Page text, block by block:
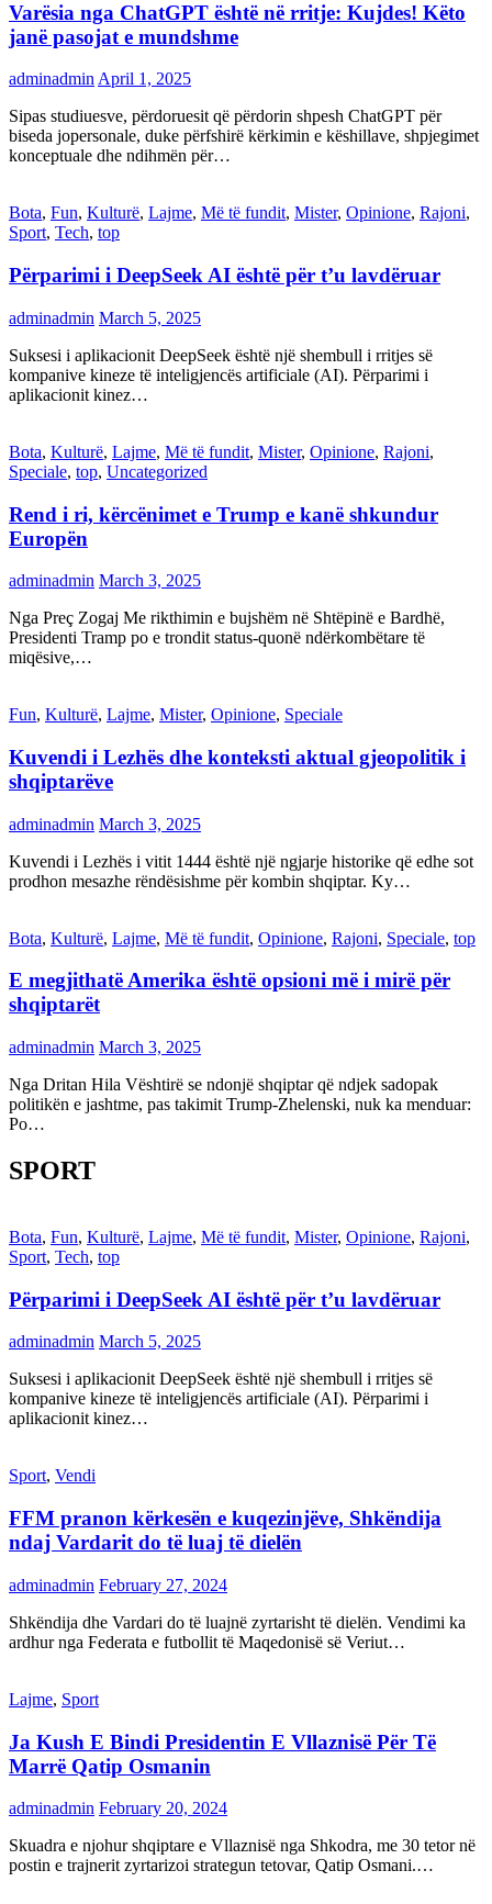
Varësia nga ChatGPT është në rritje: Kujdes! Këto
janë pasojat e mundshme
adminadmin April 1, 2025
Sipas studiuesve, përdoruesit që përdorin shpesh ChatGPT për
biseda jopersonale, duke përfshirë kërkimin e këshillave, shpjegimet
konceptuale dhe ndihmën për…
Bota, Fun, Kulturë, Lajme, Më të fundit, Mister, Opinione, Rajoni,
Sport, Tech, top
Përparimi i DeepSeek AI është për t’u lavdëruar
adminadmin March 5, 2025
Suksesi i aplikacionit DeepSeek është një shembull i rritjes së
kompanive kineze të inteligjencës artificiale (AI). Përparimi i
aplikacionit kinez…
Bota, Kulturë, Lajme, Më të fundit, Mister, Opinione, Rajoni,
Speciale, top, Uncategorized
Rend i ri, kërcënimet e Trump e kanë shkundur
Europën
adminadmin March 3, 2025
Nga Preç Zogaj Me rikthimin e bujshëm në Shtëpinë e Bardhë,
Presidenti Tramp po e trondit status-quonë ndërkombëtare të
miqësive,…
Fun, Kulturë, Lajme, Mister, Opinione, Speciale
Kuvendi i Lezhës dhe konteksti aktual gjeopolitik i
shqiptarëve
adminadmin March 3, 2025
Kuvendi i Lezhës i vitit 1444 është një ngjarje historike që edhe sot
prodhon mesazhe rëndësishme për kombin shqiptar. Ky…
Bota, Kulturë, Lajme, Më të fundit, Opinione, Rajoni, Speciale, top
E megjithatë Amerika është opsioni më i mirë për
shqiptarët
adminadmin March 3, 2025
Nga Dritan Hila Vështirë se ndonjë shqiptar që ndjek sadopak
politikën e jashtme, pas takimit Trump-Zhelenski, nuk ka menduar:
Po…
SPORT
Bota, Fun, Kulturë, Lajme, Më të fundit, Mister, Opinione, Rajoni,
Sport, Tech, top
Përparimi i DeepSeek AI është për t’u lavdëruar
adminadmin March 5, 2025
Suksesi i aplikacionit DeepSeek është një shembull i rritjes së
kompanive kineze të inteligjencës artificiale (AI). Përparimi i
aplikacionit kinez…
Sport, Vendi
FFM pranon kërkesën e kuqezinjëve, Shkëndija
ndaj Vardarit do të luaj të dielën
adminadmin February 27, 2024
Shkëndija dhe Vardari do të luajnë zyrtarisht të dielën. Vendimi ka
ardhur nga Federata e futbollit të Maqedonisë së Veriut…
Lajme, Sport
Ja Kush E Bindi Presidentin E Vllaznisë Për Të
Marrë Qatip Osmanin
adminadmin February 20, 2024
Skuadra e njohur shqiptare e Vllaznisë nga Shkodra, me 30 tetor në
postin e trajnerit zyrtarizoi strategun tetovar, Qatip Osmani.…